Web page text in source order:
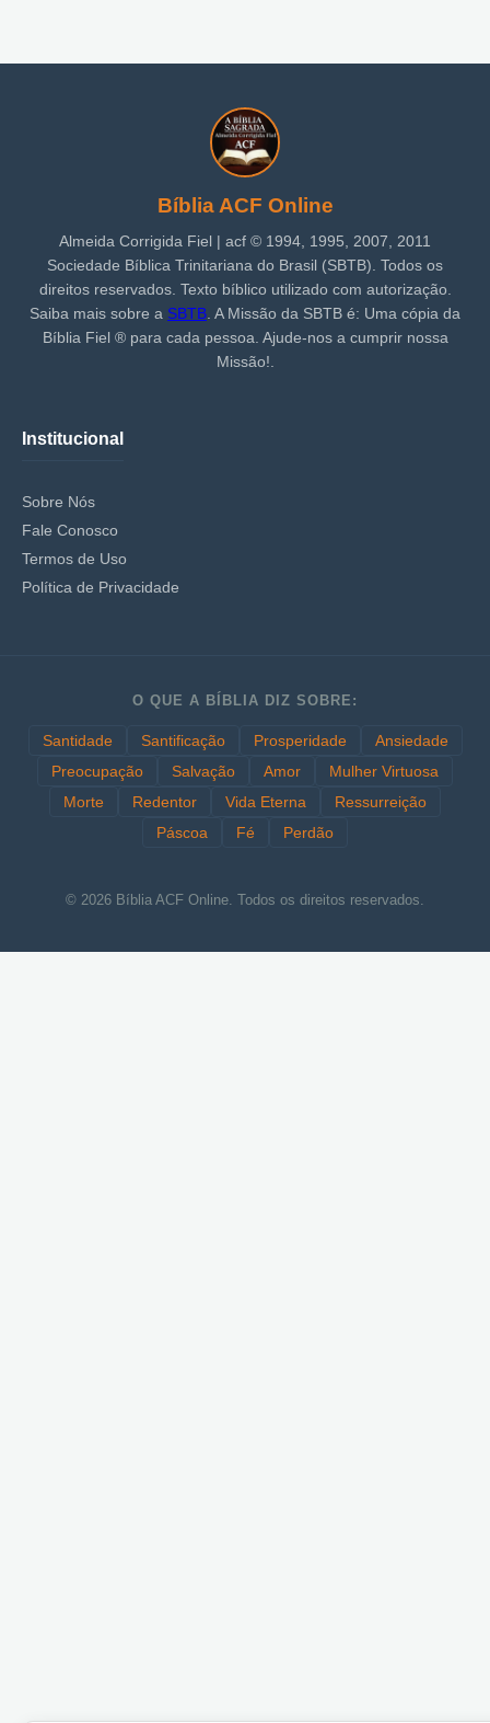
Bíblia ACF Online
Almeida Corrigida Fiel | acf ©️ 1994, 1995, 2007, 2011
Sociedade Bíblica Trinitariana do Brasil (SBTB). Todos os
direitos reservados. Texto bíblico utilizado com autorização.
Saiba mais sobre a SBTB . A Missão da SBTB é: Uma cópia da
Bíblia Fiel ®️ para cada pessoa. Ajude-nos a cumprir nossa
Missão!.
Institucional
Sobre Nós
Fale Conosco
Termos de Uso
Política de Privacidade
O QUE A BÍBLIA DIZ SOBRE:
Santidade Santificação Prosperidade
Ansiedade
Preocupação
Salvação Amor
Mulher Virtuosa
Morte
Redentor Vida Eterna
Ressurreição
Páscoa
Fé Perdão
© 2026 Bíblia ACF Online. Todos os direitos reservados.